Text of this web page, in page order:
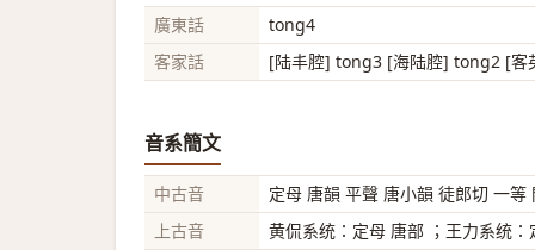
廣東話
tong4
客家話
[陆丰腔] tong3 [海陆腔] tong2 [
音系簡文
中古音
定母 唐韻 平聲 唐小韻 徒郎切 一等
上古音
黄侃系统：定母 唐部 ；王力系统：